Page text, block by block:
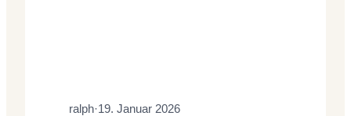
ralph·19. Januar 2026